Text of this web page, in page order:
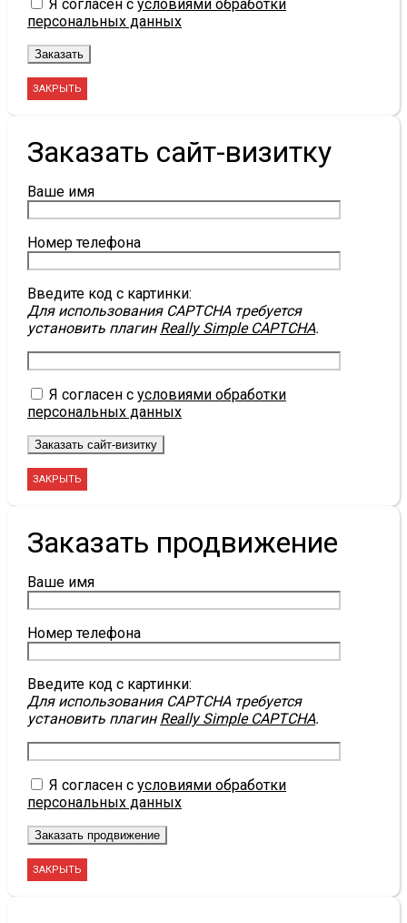
Я согласен с условиями обработки
персональных данных
ЗАКРЫТЬ
Заказать сайт-визитку
Ваше имя
Номер телефона
Введите код с картинки:
Для использования CAPTCHA требуется
установить плагин Really Simple CAPTCHA.
Я согласен с условиями обработки
персональных данных
ЗАКРЫТЬ
Заказать продвижение
Ваше имя
Номер телефона
Введите код с картинки:
Для использования CAPTCHA требуется
установить плагин Really Simple CAPTCHA.
Я согласен с условиями обработки
персональных данных
ЗАКРЫТЬ